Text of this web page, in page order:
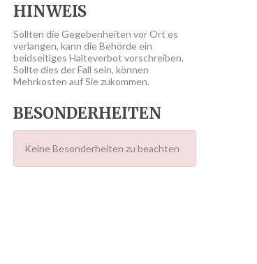
HINWEIS
Sollten die Gegebenheiten vor Ort es
verlangen, kann die Behörde ein
beidseitiges Halteverbot vorschreiben.
Sollte dies der Fall sein, können
Mehrkosten auf Sie zukommen.
BESONDERHEITEN
Keine Besonderheiten zu beachten